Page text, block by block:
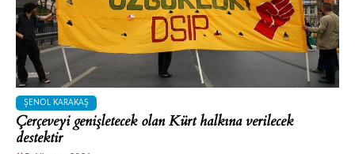
ŞENOL KARAKAŞ
Çerçeveyi genişletecek olan Kürt halkına verilecek
destektir